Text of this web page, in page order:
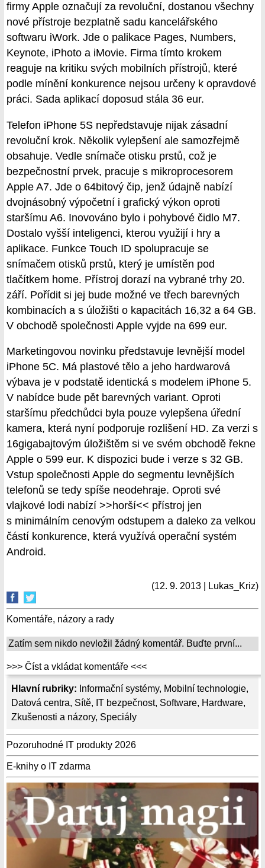
Hlavní rubriky: Informační systémy, Mobilní technologie,
Datová centra, Sítě, IT bezpečnost, Software, Hardware,
Zkušenosti a názory, Speciály
Pozoruhodné IT produkty 2026
E-knihy o IT zdarma
firmy Apple označují za revoluční, dostanou všechny
nové přístroje bezplatně sadu kancelářského
softwaru iWork. Jde o palikace Pages, Numbers,
Keynote, iPhoto a iMovie. Firma tímto krokem
reaguje na kritiku svých mobilních přístrojů, které
podle mínění konkurence nejsou určeny k opravdové
práci. Sada aplikací doposud stála 36 eur.
Telefon iPhone 5S nepředstavuje nijak zásadní
revoluční krok. Několik vylepšení ale samozřejmě
obsahuje. Vedle snímače otisku prstů, což je
bezpečnostní prvek, pracuje s mikroprocesorem
Apple A7. Jde o 64bitový čip, jenž údajně nabízí
dvojnásobný výpočetní i grafický výkon oproti
staršímu A6. Inovováno bylo i pohybové čidlo M7.
Dostalo vyšší inteligenci, kterou využijí i hry a
aplikace. Funkce Touch ID spolupracuje se
snímačem otisků prstů, který je umístěn pod
tlačítkem home. Přístroj dorazí na vybrané trhy 20.
září. Pořídit si jej bude možné ve třech barevných
kombinacích a s úložišti o kapacitách 16,32 a 64 GB.
V obchodě společnosti Apple vyjde na 699 eur.
Marketingovou novinku představuje levnější model
iPhone 5C. Má plastové tělo a jeho hardwarová
výbava je v podstatě identická s modelem iPhone 5.
V nabídce bude pět barevných variant. Oproti
staršímu předchůdci byla pouze vylepšena úřední
kamera, která nyní podporuje rozlišení HD. Za verzi s
16gigabajtovým úložištěm si ve svém obchodě řekne
Apple o 599 eur. K dispozici bude i verze s 32 GB.
Vstup společnosti Apple do segmentu levnějších
telefonů se tedy spíše neodehraje. Oproti své
vlajkové lodi nabízí >>horší<< přístroj jen
s minimálním cenovým odstupem a daleko za velkou
částí konkurence, která využívá operační systém
Android.
(12. 9. 2013 | Lukas_Kriz)
Komentáře, názory a rady
Zatím sem nikdo nevložil žádný komentář. Buďte první...
>>> Číst a vkládat komentáře <<<